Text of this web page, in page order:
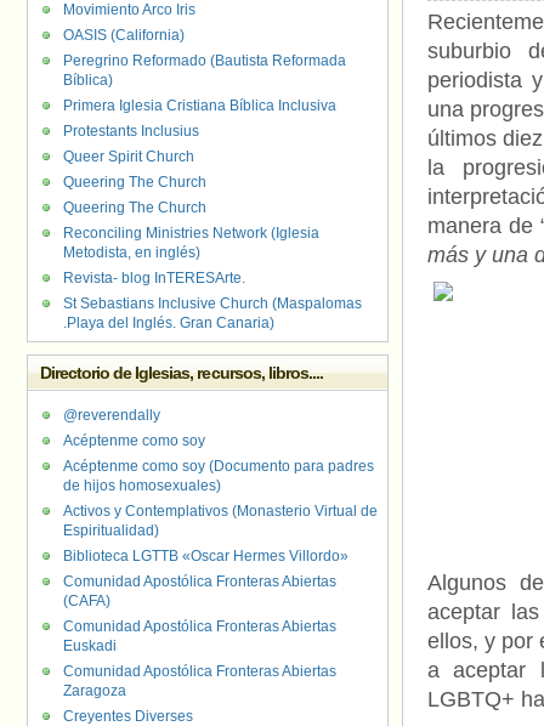
suburbio
periodista
una
últimos
la
manera de
más y una
Algunos
aceptar
ellos, y por
a aceptar
LGBTQ+
Movimiento Arco Iris
OASIS (California)
Peregrino Reformado (Bautista Reformada
Bíblica)
Primera Iglesia Cristiana Bíblica Inclusiva
Protestants Inclusius
Queer Spirit Church
Queering The Church
Queering The Church
Reconciling Ministries Network (Iglesia
Metodista, en inglés)
Revista- blog InTERESArte.
St Sebastians Inclusive Church (Maspalomas
.Playa del Inglés. Gran Canaria)
Directorio de Iglesias, recursos, libros....
@reverendally
Acéptenme como soy
Acéptenme como soy (Documento para padres
de hijos homosexuales)
Activos y Contemplativos (Monasterio Virtual de
Espiritualidad)
Biblioteca LGTTB «Oscar Hermes Villordo»
Comunidad Apostólica Fronteras Abiertas
(CAFA)
Comunidad Apostólica Fronteras Abiertas
Euskadi
Comunidad Apostólica Fronteras Abiertas
Zaragoza
Creyentes Diverses